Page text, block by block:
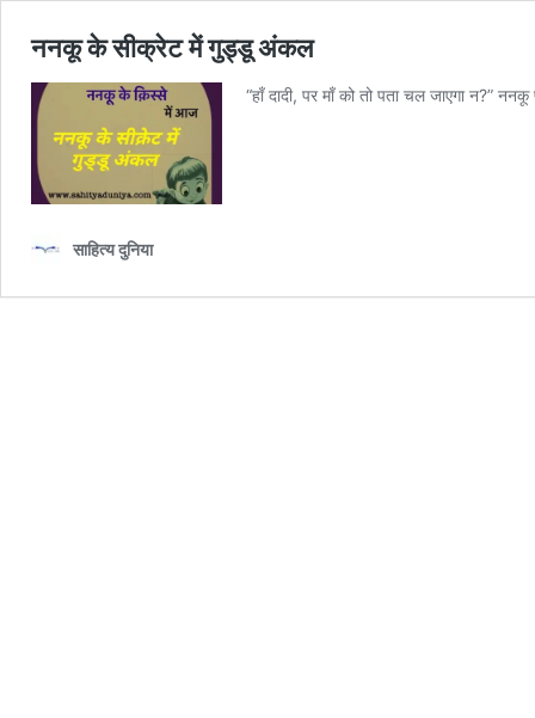
ननकू के सीक्रेट में गुड्डू अंकल
“हाँ दादी, पर माँ को तो पता चल जाएगा न?”
साहित्य दुनिया